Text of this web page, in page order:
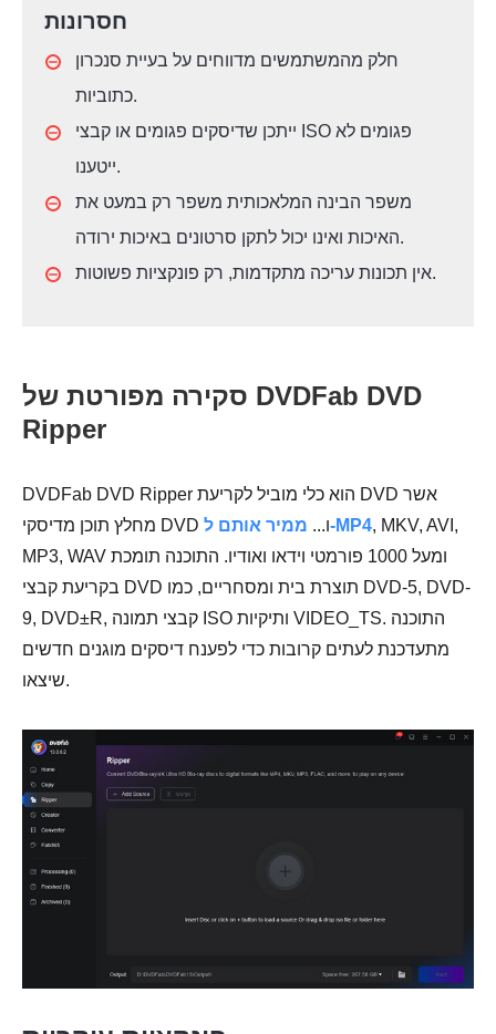
חסרונות
חלק מהמשתמשים מדווחים על בעיית סנכרון
כתוביות.
ייתכן שדיסקים פגומים או קבצי ISO פגומים לא
ייטענו.
משפר הבינה המלאכותית משפר רק במעט את
האיכות ואינו יכול לתקן סרטונים באיכות ירודה.
אין תכונות עריכה מתקדמות, רק פונקציות פשוטות.
סקירה מפורטת של DVDFab DVD
Ripper
DVDFab DVD Ripper הוא כלי מוביל לקריעת DVD אשר
מחלץ תוכן מדיסקי DVD ו...ממיר אותם ל-MP4, MKV, AVI,
MP3, WAV ומעל 1000 פורמטי וידאו ואודיו. התוכנה תומכת
בקריעת קבצי DVD תוצרת בית ומסחריים, כמו DVD-5, DVD-
9, DVD±R, קבצי תמונה ISO ותיקיות VIDEO_TS. התוכנה
מתעדכנת לעתים קרובות כדי לפענח דיסקים מוגנים חדשים
שיצאו.